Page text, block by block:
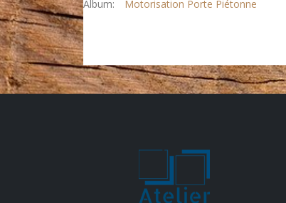
Album: Motorisation Porte Piétonne